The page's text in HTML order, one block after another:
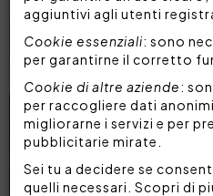
aggiuntivi agli utenti
Cookie essenziali: sono
per garantirne il corretto
Cookie di altre aziende:
per raccogliere dati
migliorarne i servizi e per
pubblicitarie mirate.
Sei tu a decidere se
quelli necessari. Scopri di